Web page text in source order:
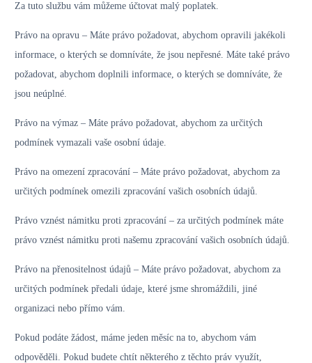
Za tuto službu vám můžeme účtovat malý poplatek.
Právo na opravu – Máte právo požadovat, abychom opravili jakékoli
informace, o kterých se domníváte, že jsou nepřesné. Máte také právo
požadovat, abychom doplnili informace, o kterých se domníváte, že
jsou neúplné.
Právo na výmaz – Máte právo požadovat, abychom za určitých
podmínek vymazali vaše osobní údaje.
Právo na omezení zpracování – Máte právo požadovat, abychom za
určitých podmínek omezili zpracování vašich osobních údajů.
Právo vznést námitku proti zpracování – za určitých podmínek máte
právo vznést námitku proti našemu zpracování vašich osobních údajů.
Právo na přenositelnost údajů – Máte právo požadovat, abychom za
určitých podmínek předali údaje, které jsme shromáždili, jiné
organizaci nebo přímo vám.
Pokud podáte žádost, máme jeden měsíc na to, abychom vám
odpověděli. Pokud budete chtít některého z těchto práv využít,